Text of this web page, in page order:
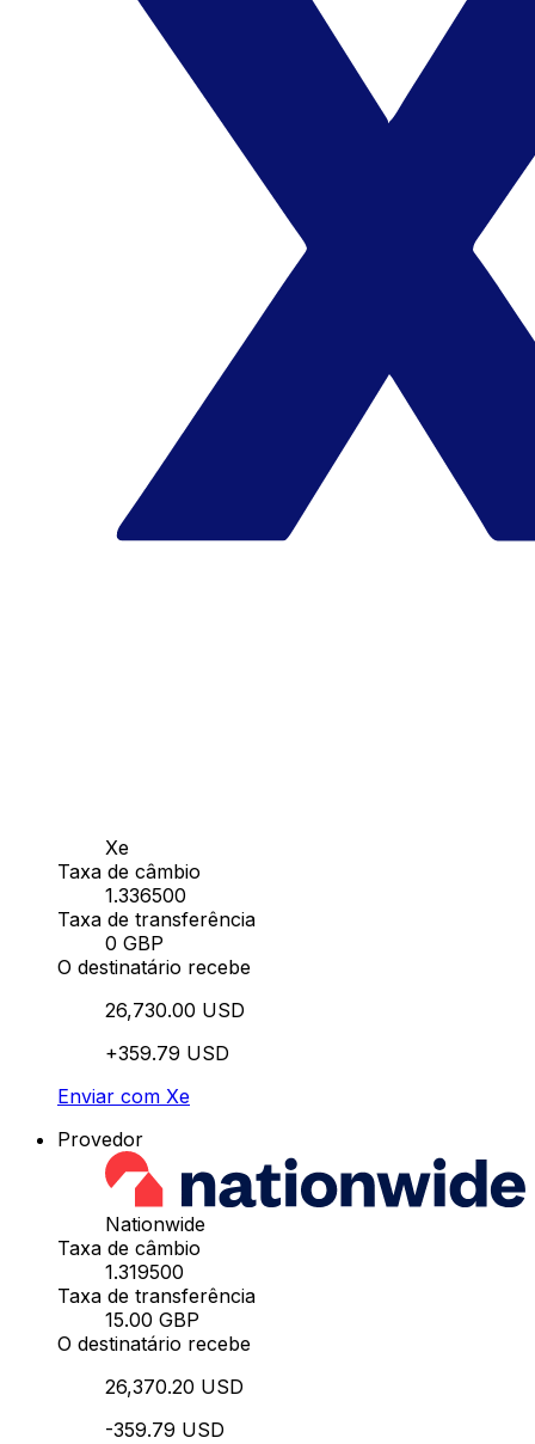
Xe
Taxa de câmbio
1.336500
Taxa de transferência
0 GBP
O destinatário recebe
26,730.00 USD
+359.79 USD
Enviar com Xe
Provedor
Nationwide
Taxa de câmbio
1.319500
Taxa de transferência
15.00 GBP
O destinatário recebe
26,370.20 USD
-359.79 USD